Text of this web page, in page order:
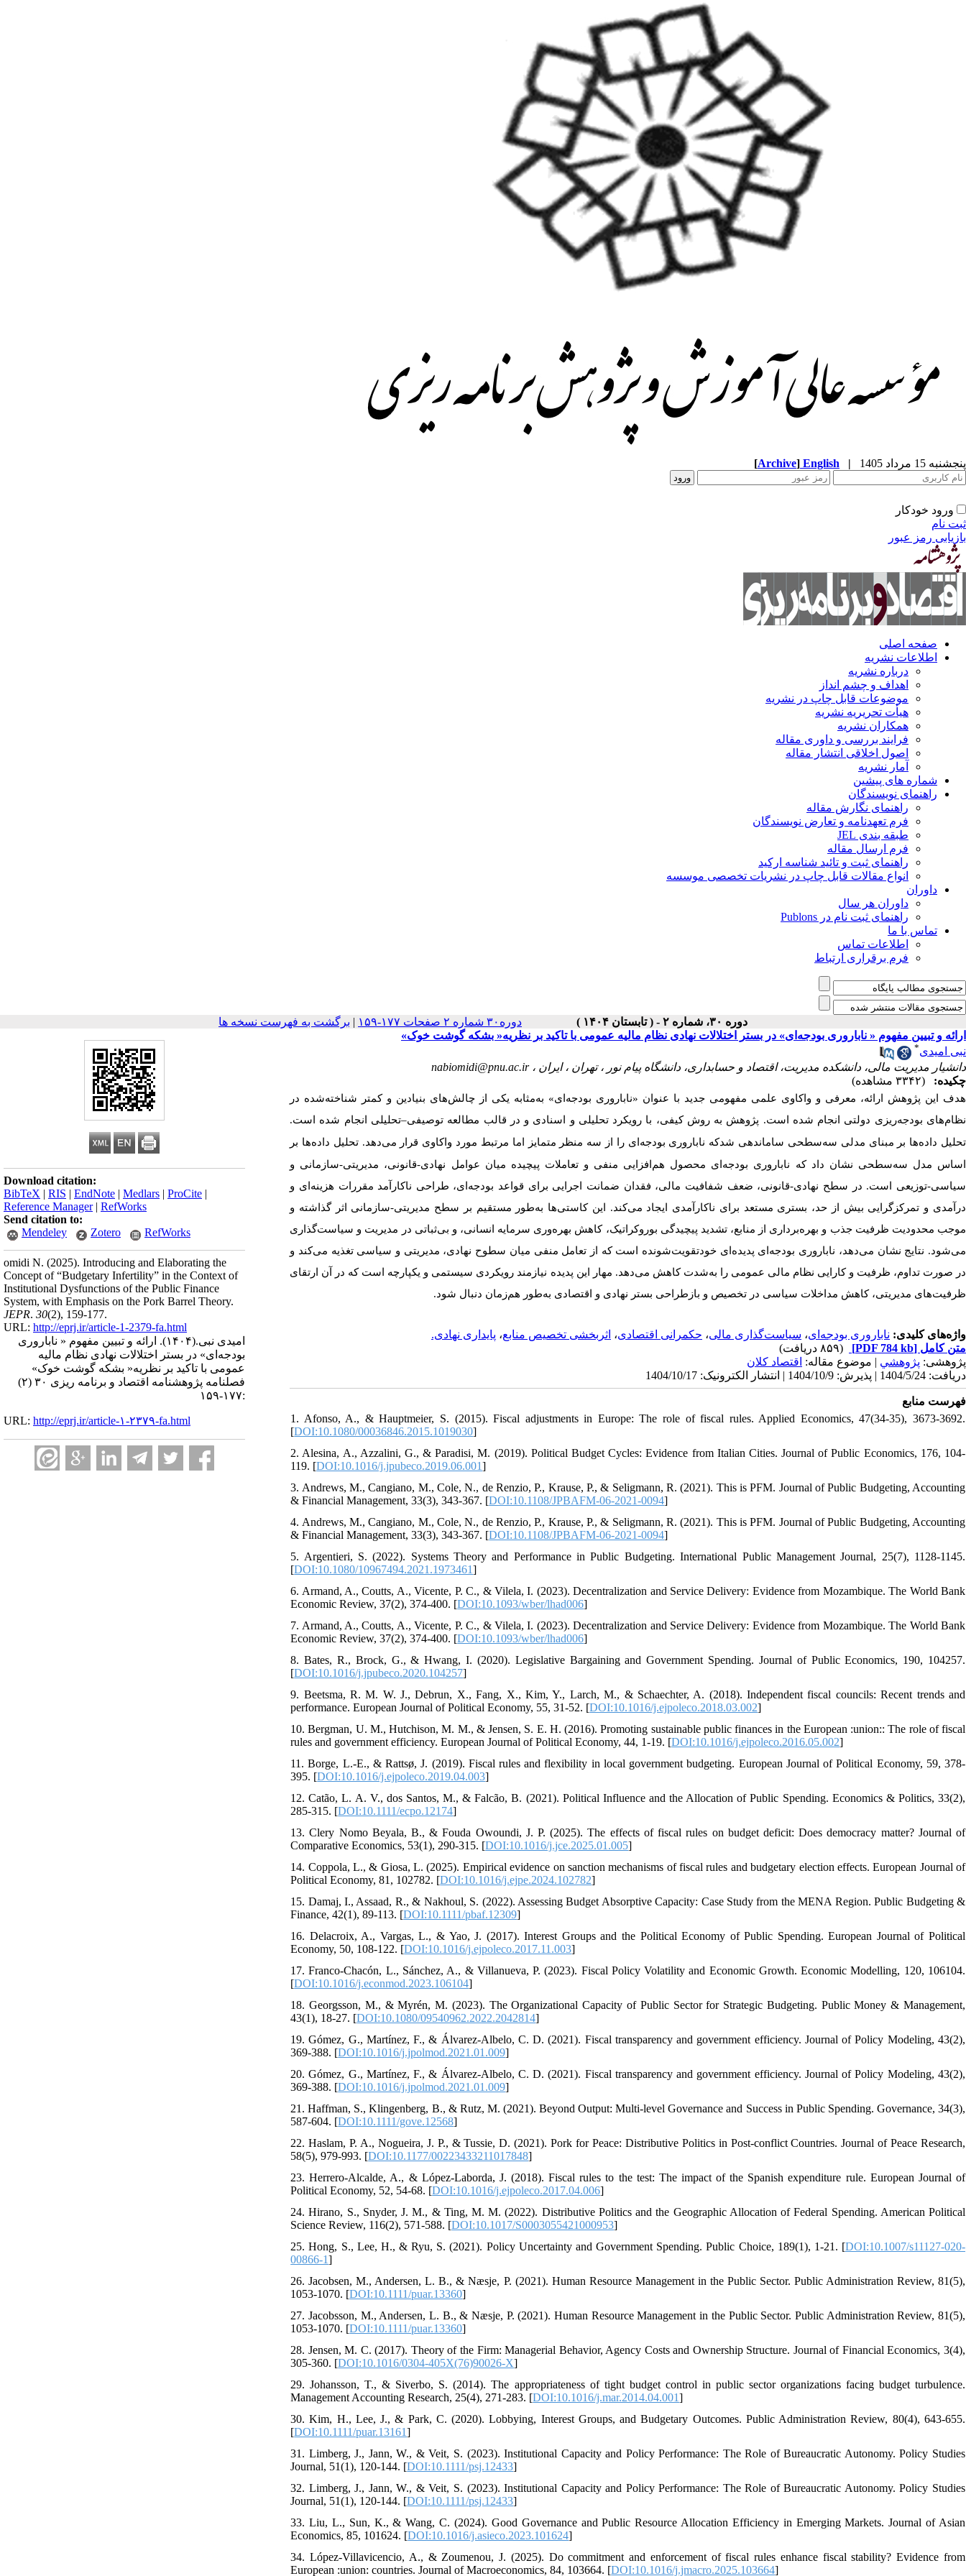
پنجشنبه 15 مرداد 1405 |
English
[Archive]
ورود خودکار
ثبت نام
بازیابی رمز عبور
صفحه اصلی
اطلاعات نشریه
درباره نشریه
اهداف و چشم انداز
موضوعات قابل چاپ در نشریه
هیأت تحریریه نشریه
همکاران نشریه
فرایند بررسی و داوری مقاله
اصول اخلاقی انتشار مقاله
آمار نشریه
شماره های پیشین
راهنمای نویسندگان
راهنمای نگارش مقاله
فرم تعهدنامه و تعارض نویسندگان
طبقه بندی JEL
فرم ارسال مقاله
راهنمای ثبت و تائید شناسه ارکید
انواع مقالات قابل چاپ در نشریات تخصصی موسسه
داوران
داوران هر سال
راهنمای ثبت نام در Publons
تماس با ما
اطلاعات تماس
فرم برقراری ارتباط
دوره ۳۰، شماره ۲ - ( تابستان ۱۴۰۴ ) دوره۳۰ شماره ۲ صفحات ۱۷۷-۱۵۹ | برگشت به فهرست نسخه ها
Download citation:
BibTeX | RIS | EndNote | Medlars | ProCite |
Reference Manager| RefWorks
Send citation to:
Mendeley
Zotero RefWorks
omidi N. (2025). Introducing and Elaborating the
Concept of “Budgetary Infertility” in the Context of
Institutional Dysfunctions of the Public Finance
System, with Emphasis on the Pork Barrel Theory.
JEPR. 30(2), 159-177.
URL: http://eprj.ir/article-1-2379-fa.html
امیدی نبی.(۱۴۰۴).
ارائه و تبیین مفهوم « ناباروری
بودجه‌ای» در بستر اختلالات نهادی نظام مالیه
عمومی با تاکید بر نظریه« بشکه گوشت خوک»
فصلنامه پژوهشنامه اقتصاد و برنامه ریزی ۳۰ (۲)
:۱۷۷-۱۵۹
URL: http://eprj.ir/article-۱-۲۳۷۹-fa.html
ارائه و تبیین مفهوم « ناباروری بودجه‌ای» در بستر اختلالات نهادی نظام مالیه عمومی با تاکید بر نظریه« بشکه گوشت خوک»
نبی امیدی*
دانشیار مدیریت مالی، دانشکده مدیریت، اقتصاد و حسابداری، دانشگاه پیام نور ، تهران ، ایران ،nabiomidi@pnu.ac.ir
چکیده:
(۳۳۴۲ مشاهده)
هدف این پژوهش ارائه، معرفی و واکاوی علمی مفهومی جدید با عنوان «ناباروری بودجه‌ای» به‌مثابه یکی از چالش‌های بنیادین و کمتر شناخته‌شده در
نظام‌های بودجه‌ریزی دولتی انجام شده است. پژوهش به روش کیفی، با رویکرد تحلیلی و اسنادی و در قالب مطالعه توصیفی–تحلیلی انجام شده است.
تحلیل داده‌ها بر مبنای مدلی سه‌سطحی ساماندهی شدکه ناباروری بودجه‌ای را از سه منظر متمایز اما مرتبط مورد واکاوی قرار می‌دهد. تحلیل داده‌ها بر
اساس مدل سه‌سطحی نشان داد که ناباروری بودجه‌ای محصول هم‌افزایی منفی و تعاملات پیچیده میان عوامل نهادی-قانونی، مدیریتی-سازمانی و
سیاسی-توزیعی است. در سطح نهادی-قانونی، ضعف شفافیت مالی، فقدان ضمانت اجرایی برای قواعد بودجه‌ای، طراحی ناکارآمد مقررات هزینه‌ای و
درآمدی و تمرکزگرایی بیش از حد، بستری مستعد برای ناکارآمدی ایجاد می‌کند. این کاستی‌ها به‌طور مستقیم بر سطح مدیریتی-سازمانی اثر گذاشته و
موجب محدودیت ظرفیت جذب و بهره‌برداری از منابع، تشدید پیچیدگی بوروکراتیک، کاهش بهره‌وری سرمایه انسانی، و بی‌ثباتی در مدیریت و سیاست‌گذاری
می‌شود. نتایج نشان می‌دهد، ناباروری بودجه‌ای پدیده‌ای خودتقویت‌شونده است که از تعامل منفی میان سطوح نهادی، مدیریتی و سیاسی تغذیه می‌کند و
در صورت تداوم، ظرفیت و کارایی نظام مالی عمومی را به‌شدت کاهش می‌دهد. مهار این پدیده نیازمند رویکردی سیستمی و یکپارچه است که در آن ارتقای
ظرفیت‌های مدیریتی، کاهش مداخلات سیاسی در تخصیص و بازطراحی بستر نهادی و اقتصادی به‌طور هم‌زمان دنبال شود.
واژه‌های کلیدی: ناباروری بودجه‌ای، سیاست‌گذاری مالی، حکمرانی اقتصادی، اثربخشی تخصیص منابع، پایداری نهادی.
متن کامل [PDF 784 kb]
(۸۵۹ دریافت)
پژوهشی: پژوهشي | موضوع مقاله: اقتصاد کلان
دریافت: 1404/5/24 | پذیرش: 1404/10/9 | انتشار الکترونیک: 1404/10/17
فهرست منابع
1. Afonso, A., & Hauptmeier, S. (2015). Fiscal adjustments in Europe: The role of fiscal rules. Applied Economics, 47(34-35), 3673-3692.
[DOI:10.1080/00036846.2015.1019030]
2. Alesina, A., Azzalini, G., & Paradisi, M. (2019). Political Budget Cycles: Evidence from Italian Cities. Journal of Public Economics, 176, 104-
119. [DOI:10.1016/j.jpubeco.2019.06.001]
3. Andrews, M., Cangiano, M., Cole, N., de Renzio, P., Krause, P., & Seligmann, R. (2021). This is PFM. Journal of Public Budgeting, Accounting
& Financial Management, 33(3), 343-367. [DOI:10.1108/JPBAFM-06-2021-0094]
4. Andrews, M., Cangiano, M., Cole, N., de Renzio, P., Krause, P., & Seligmann, R. (2021). This is PFM. Journal of Public Budgeting, Accounting
& Financial Management, 33(3), 343-367. [DOI:10.1108/JPBAFM-06-2021-0094]
5. Argentieri, S. (2022). Systems Theory and Performance in Public Budgeting. International Public Management Journal, 25(7), 1128-1145.
[DOI:10.1080/10967494.2021.1973461]
6. Armand, A., Coutts, A., Vicente, P. C., & Vilela, I. (2023). Decentralization and Service Delivery: Evidence from Mozambique. The World Bank
Economic Review, 37(2), 374-400. [DOI:10.1093/wber/lhad006]
7. Armand, A., Coutts, A., Vicente, P. C., & Vilela, I. (2023). Decentralization and Service Delivery: Evidence from Mozambique. The World Bank
Economic Review, 37(2), 374-400. [DOI:10.1093/wber/lhad006]
8. Bates, R., Brock, G., & Hwang, I. (2020). Legislative Bargaining and Government Spending. Journal of Public Economics, 190, 104257.
[DOI:10.1016/j.jpubeco.2020.104257]
9. Beetsma, R. M. W. J., Debrun, X., Fang, X., Kim, Y., Larch, M., & Schaechter, A. (2018). Independent fiscal councils: Recent trends and
performance. European Journal of Political Economy, 55, 31-52. [DOI:10.1016/j.ejpoleco.2018.03.002]
10. Bergman, U. M., Hutchison, M. M., & Jensen, S. E. H. (2016). Promoting sustainable public finances in the European :union:: The role of fiscal
rules and government efficiency. European Journal of Political Economy, 44, 1-19. [DOI:10.1016/j.ejpoleco.2016.05.002]
11. Borge, L.-E., & Rattsø, J. (2019). Fiscal rules and flexibility in local government budgeting. European Journal of Political Economy, 59, 378-
395. [DOI:10.1016/j.ejpoleco.2019.04.003]
12. Catão, L. A. V., dos Santos, M., & Falcão, B. (2021). Political Influence and the Allocation of Public Spending. Economics & Politics, 33(2),
285-315. [DOI:10.1111/ecpo.12174]
13. Clery Nomo Beyala, B., & Fouda Owoundi, J. P. (2025). The effects of fiscal rules on budget deficit: Does democracy matter? Journal of
Comparative Economics, 53(1), 290-315. [DOI:10.1016/j.jce.2025.01.005]
14. Coppola, L., & Giosa, L. (2025). Empirical evidence on sanction mechanisms of fiscal rules and budgetary election effects. European Journal of
Political Economy, 81, 102782. [DOI:10.1016/j.ejpe.2024.102782]
15. Damaj, I., Assaad, R., & Nakhoul, S. (2022). Assessing Budget Absorptive Capacity: Case Study from the MENA Region. Public Budgeting &
Finance, 42(1), 89-113. [DOI:10.1111/pbaf.12309]
16. Delacroix, A., Vargas, L., & Yao, J. (2017). Interest Groups and the Political Economy of Public Spending. European Journal of Political
Economy, 50, 108-122. [DOI:10.1016/j.ejpoleco.2017.11.003]
17. Franco-Chacón, L., Sánchez, A., & Villanueva, P. (2023). Fiscal Policy Volatility and Economic Growth. Economic Modelling, 120, 106104.
[DOI:10.1016/j.econmod.2023.106104]
18. Georgsson, M., & Myrén, M. (2023). The Organizational Capacity of Public Sector for Strategic Budgeting. Public Money & Management,
43(1), 18-27. [DOI:10.1080/09540962.2022.2042814]
19. Gómez, G., Martínez, F., & Álvarez-Albelo, C. D. (2021). Fiscal transparency and government efficiency. Journal of Policy Modeling, 43(2),
369-388. [DOI:10.1016/j.jpolmod.2021.01.009]
20. Gómez, G., Martínez, F., & Álvarez-Albelo, C. D. (2021). Fiscal transparency and government efficiency. Journal of Policy Modeling, 43(2),
369-388. [DOI:10.1016/j.jpolmod.2021.01.009]
21. Haffman, S., Klingenberg, B., & Rutz, M. (2021). Beyond Output: Multi-level Governance and Success in Public Spending. Governance, 34(3),
587-604. [DOI:10.1111/gove.12568]
22. Haslam, P. A., Nogueira, J. P., & Tussie, D. (2021). Pork for Peace: Distributive Politics in Post-conflict Countries. Journal of Peace Research,
58(5), 979-993. [DOI:10.1177/00223433211017848]
23. Herrero-Alcalde, A., & López-Laborda, J. (2018). Fiscal rules to the test: The impact of the Spanish expenditure rule. European Journal of
Political Economy, 52, 54-68. [DOI:10.1016/j.ejpoleco.2017.04.006]
24. Hirano, S., Snyder, J. M., & Ting, M. M. (2022). Distributive Politics and the Geographic Allocation of Federal Spending. American Political
Science Review, 116(2), 571-588. [DOI:10.1017/S0003055421000953]
25. Hong, S., Lee, H., & Ryu, S. (2021). Policy Uncertainty and Government Spending. Public Choice, 189(1), 1-21. [DOI:10.1007/s11127-020-
00866-1]
26. Jacobsen, M., Andersen, L. B., & Næsje, P. (2021). Human Resource Management in the Public Sector. Public Administration Review, 81(5),
1053-1070. [DOI:10.1111/puar.13360]
27. Jacobsson, M., Andersen, L. B., & Næsje, P. (2021). Human Resource Management in the Public Sector. Public Administration Review, 81(5),
1053-1070. [DOI:10.1111/puar.13360]
28. Jensen, M. C. (2017). Theory of the Firm: Managerial Behavior, Agency Costs and Ownership Structure. Journal of Financial Economics, 3(4),
305-360. [DOI:10.1016/0304-405X(76)90026-X]
29. Johansson, T., & Siverbo, S. (2014). The appropriateness of tight budget control in public sector organizations facing budget turbulence.
Management Accounting Research, 25(4), 271-283. [DOI:10.1016/j.mar.2014.04.001]
30. Kim, H., Lee, J., & Park, C. (2020). Lobbying, Interest Groups, and Budgetary Outcomes. Public Administration Review, 80(4), 643-655.
[DOI:10.1111/puar.13161]
31. Limberg, J., Jann, W., & Veit, S. (2023). Institutional Capacity and Policy Performance: The Role of Bureaucratic Autonomy. Policy Studies
Journal, 51(1), 120-144. [DOI:10.1111/psj.12433]
32. Limberg, J., Jann, W., & Veit, S. (2023). Institutional Capacity and Policy Performance: The Role of Bureaucratic Autonomy. Policy Studies
Journal, 51(1), 120-144. [DOI:10.1111/psj.12433]
33. Liu, L., Sun, K., & Wang, C. (2024). Good Governance and Public Resource Allocation Efficiency in Emerging Markets. Journal of Asian
Economics, 85, 101624. [DOI:10.1016/j.asieco.2023.101624]
34. López-Villavicencio, A., & Zoumenou, J. (2025). Do commitment and enforcement of fiscal rules enhance fiscal stability? Evidence from
European :union: countries. Journal of Macroeconomics, 84, 103664. [DOI:10.1016/j.jmacro.2025.103664]